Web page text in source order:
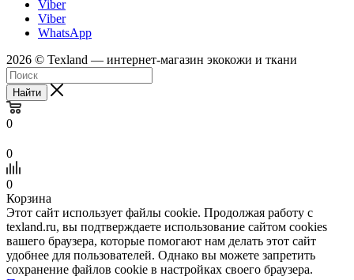
Viber
Viber
WhatsApp
2026 © Texland — интернет-магазин экокожи и ткани
Найти
0
0
0
Корзина
Этот сайт использует файлы cookie. Продолжая работу с
texland.ru, вы подтверждаете использование сайтом cookies
вашего браузера, которые помогают нам делать этот сайт
удобнее для пользователей. Однако вы можете запретить
сохранение файлов cookie в настройках своего браузера.